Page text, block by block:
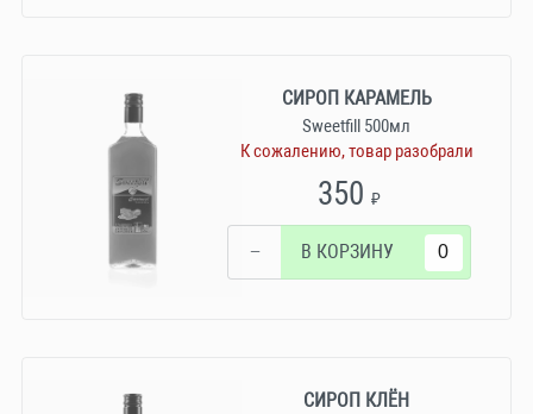
СИРОП КАРАМЕЛЬ
Sweetfill 500мл
К сожалению, товар разобрали
350₽
− В КОРЗИНУ
СИРОП КЛЁН